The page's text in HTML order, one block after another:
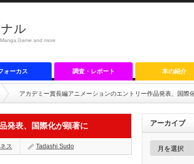
ル
and more
ォーカス 調査・レポート 本の紹介
アカデミー賞長編アニメーションのエントリー作品発表、国際
発表、国際化が顕著に
ス Tadashi Sudo
アーカイブ
ア